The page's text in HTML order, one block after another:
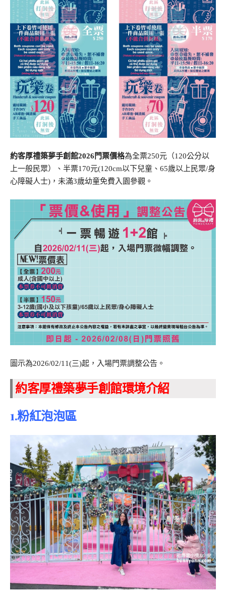
約客厚禮築夢手創館2026門票價格為全票250元（120公分以
上一般民眾）、半票170元(120cm以下兒童、65歲以上民眾/身
心障礙人士)，未滿3歲幼童免費入園參觀。
圖示為2026/02/11(三)起，入場門票調整公告。
約客厚禮築夢手創館環境介紹
1.粉紅泡泡區